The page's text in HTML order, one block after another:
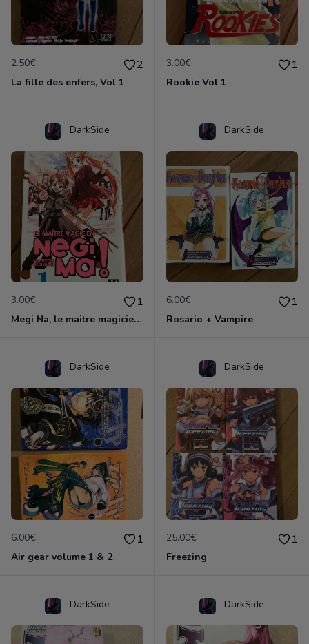
2.50€ 2
La fille des enfers, Vol 1
3.00€ 1
Rookie Vol 1
DarkSide
3.00€ 1
Megi Na, le maitre magicien, Volume 1
DarkSide
6.00€ 1
Rosario + Vampire
DarkSide
6.00€ 1
Air gear volume 1 & 2
DarkSide
25.00€ 1
Freezing
DarkSide DarkSide